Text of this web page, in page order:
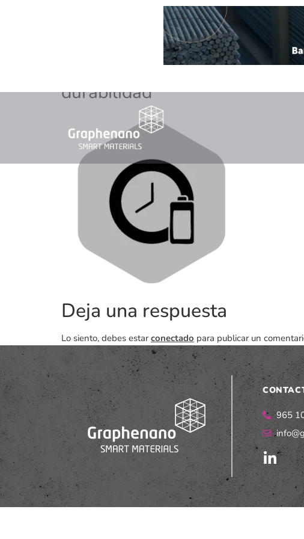
durabilidad
Deja una respuesta
Lo siento, debes estar conectado para publicar un
965